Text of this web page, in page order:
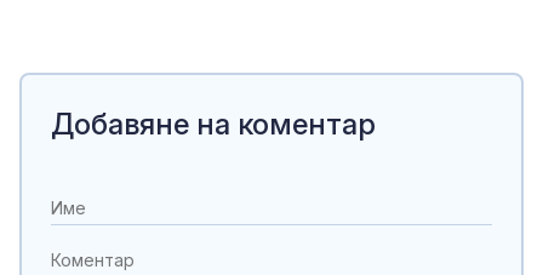
Добавяне на коментар